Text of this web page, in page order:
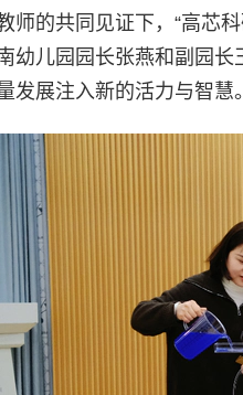
师的共同见证下，“高芯
幼儿园园长张燕和副园
发展注入新的活力与智慧。